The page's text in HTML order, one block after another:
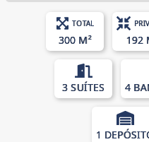
TOTAL
300 M² 192
3 SUÍTES 4
1